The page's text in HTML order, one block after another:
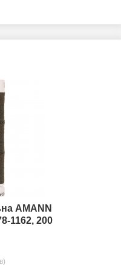
AMANN
1162, 200